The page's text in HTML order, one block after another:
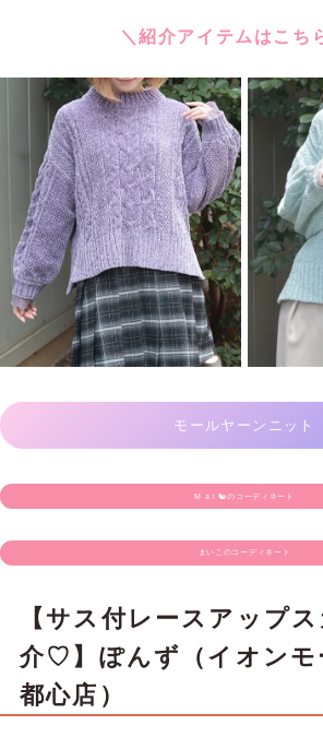
＼紹介アイテムはこち
モールヤーンニット
M a i 🐿のコーディネート
まいこのコーディネート
【サス付レースアップ
介♡】ぽんず（イオンモ
都心店）